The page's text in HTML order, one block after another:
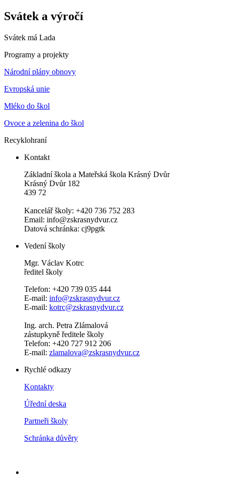
Svátek a výročí
Svátek má Lada
Programy a projekty
Národní plány obnovy
Evropská unie
Mléko do škol
Ovoce a zelenina do škol
Recyklohraní
Kontakt
Základní škola a Mateřská škola Krásný Dvůr
Krásný Dvůr 182
439 72
Kancelář školy: +420 736 752 283
Email: info@zskrasnydvur.cz
Datová schránka: cj9pgtk
Vedení školy
Mgr. Václav Kotrc
ředitel školy
Telefon: +420 739 035 444
E-mail: info@zskrasnydvur.cz
E-mail: kotrc@zskrasnydvur.cz
Ing. arch. Petra Zlámalová
zástupkyně ředitele školy
Telefon: +420 727 912 206
E-mail: zlamalova@zskrasnydvur.cz
Rychlé odkazy
Kontakty
Úřední deska
Partneři školy
Schránka důvěry